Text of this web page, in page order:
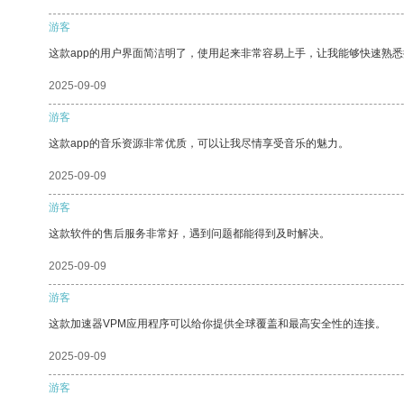
游客
这款app的用户界面简洁明了，使用起来非常容易上手，让我能够快速熟
2025-09-09
游客
这款app的音乐资源非常优质，可以让我尽情享受音乐的魅力。
2025-09-09
游客
这款软件的售后服务非常好，遇到问题都能得到及时解决。
2025-09-09
游客
这款加速器VPM应用程序可以给你提供全球覆盖和最高安全性的连接。
2025-09-09
游客